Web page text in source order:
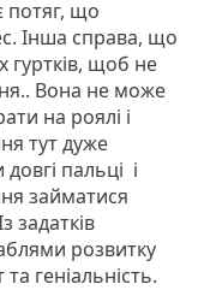
потяг, що
Інша справа, що
гуртків, щоб не
Вона не може
на роялі і
тут дуже
пальці і
займатися
задатків
розвитку
геніальність.